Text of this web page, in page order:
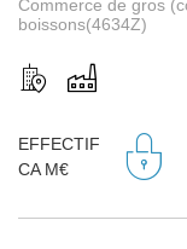
Commerce de gros
boissons(4634Z)
EFFECTIF
CA M€